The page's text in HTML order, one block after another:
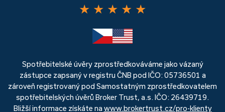
★ ★ ★ ★ ★
Spotřebitelské úvěry zprostředkováváme jako vázaný
zástupce zapsaný v registru ČNB pod IČO: 05736501 a
zároveň registrovaný pod Samostatným zprostředkovatelem
spotřebitelských úvěrů Broker Trust, a.s. IČO: 26439719.
Bližší informace získáte na www.brokertrust.cz/pro-klienty